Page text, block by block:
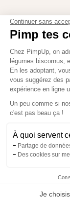
Continuer sans
Pimp tes
Chez PimpUp, on
légumes biscornus,
En les adoptant,
vous suggérez des
expérience en ligne
Un peu comme si
c'est pas beau ça !
À quoi servent
Partage de
Des cookies sur
Je choisis
Livraison
Corbeilles
Espace
Paiement